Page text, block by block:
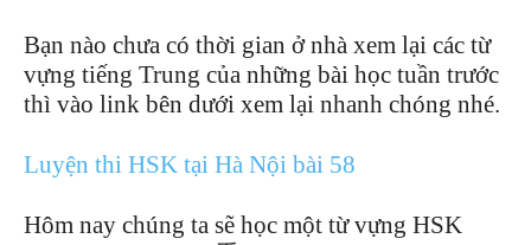
Bạn nào chưa có thời gian ở nhà xem lại các từ
vựng tiếng Trung của những bài học tuần trước
thì vào link bên dưới xem lại nhanh chóng nhé.
Luyện thi HSK tại Hà Nội bài 58
Hôm nay chúng ta sẽ học một từ vựng HSK